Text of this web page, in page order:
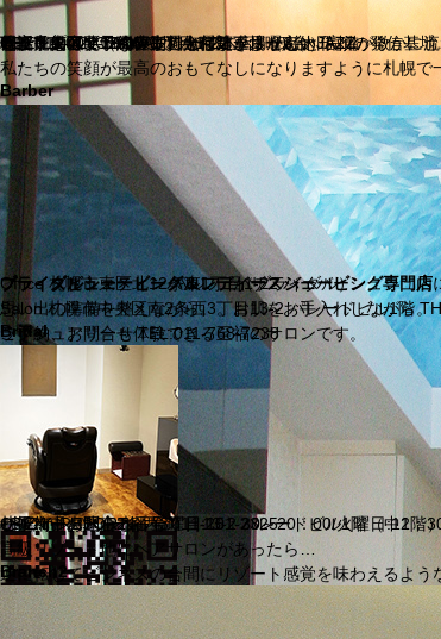
Barber
カットプラザ（理容室）
札幌市東区北12条東1丁目1-22
OPEN 9:00～19:00 毎週火曜第三月曜定休日
電話予約可、予約優先、無料駐車場（6台）完備
個室完備（要予約、別料金は頂きません）
TEL:011-722-5906
どこにも似ていない、でも何だか懐かしいJAZZが微かに流
私たちの笑顔が最高のおもてなしになりますように札幌で
理容・美容NOZAWAグループ本店、伝統と信頼の発信基地
Bridal
ブライズビューティー パルフェ（ブライダル）
Office 札幌市東区北12条東1丁目1-22
Salon 札幌市中央区南2条西3丁目13-2 パレードビル1階
ご予約、お問合せ TEL:011-768-7238
ブライダルシェービング＆レディースシェービング専門店
ブライズビューティーパルフェがザ・バーバーシュシュ内
思い出の準備を整えながら。。お肌をお手入れしながら。
ラグジュアリーも体験できる至福のサロンです。
Branch2
ザ・バーバー シュシュ
札幌市中央区南2条西3丁目13-2 パレードビル1階（中2階
OPEN 月、水、木、金曜日:10：30～20：00/火曜日:11
ご予約・お問合せ番号:011-251-2325
- BIZ in RESORT -
ビズ イン リゾート
高級リゾート地にヘアサロンがあったら…
逆に転じてビジネスの合間にリゾート感覚を味わえるよう